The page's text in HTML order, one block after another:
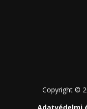
Copyright ©
Adatvédelmi